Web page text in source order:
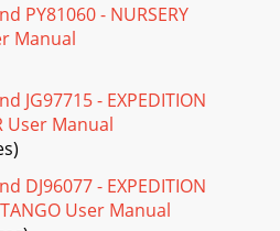
PY81060 - NURSERY
Manual
JG97715 - EXPEDITION
User Manual
DJ96077 - EXPEDITION
TANGO User Manual